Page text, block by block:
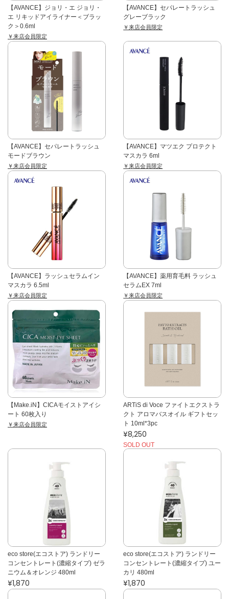
【AVANCE】ジョリ・エ ジョリ・
エ リキッドアイライナー＜ブラッ
ク＞0.6ml
￥来店会員限定
【AVANCE】セパレートラッシュ
グレーブラック
￥来店会員限定
【AVANCE】セパレートラッシュ
モードブラウン
￥来店会員限定
【AVANCE】マツエク プロテクト
マスカラ 6ml
￥来店会員限定
【AVANCE】ラッシュセラムイン
マスカラ 6.5ml
￥来店会員限定
【AVANCE】薬用育毛料 ラッシュ
セラムEX 7ml
￥来店会員限定
【Make.iN】CICAモイストアイシ
ート 60枚入り
￥来店会員限定
ARTiS di Voce ファイトエクストラ
クト アロマバスオイル ギフトセッ
ト 10ml*3pc
¥8,250
SOLD OUT
eco store(エコストア) ランドリー
コンセントレート(濃縮タイプ) ゼラ
ニウム＆オレンジ 480ml
¥1,870
eco store(エコストア) ランドリー
コンセントレート(濃縮タイプ) ユー
カリ 480ml
¥1,870